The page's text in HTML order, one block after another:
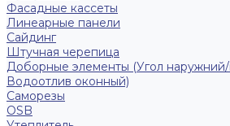
Фасадные кассеты
Линеарные панели
Сайдинг
Штучная черепица
Доборные элементы (Угол
Водоотлив оконный)
Саморезы
OSB